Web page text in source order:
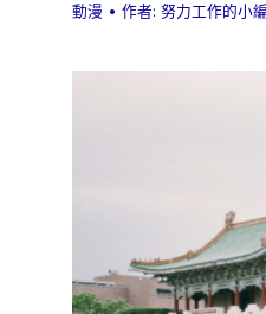
動漫 • 作者:努力工作的小編